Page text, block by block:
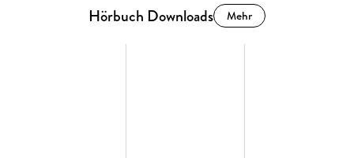
Hörbuch Downloads Mehr